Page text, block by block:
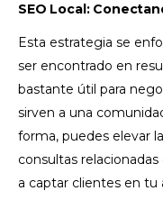
SEO Local:
Esta estrategia se
ser encontrado en
bastante útil para
sirven a una
forma, puedes elevar
consultas
a captar clientes en tu